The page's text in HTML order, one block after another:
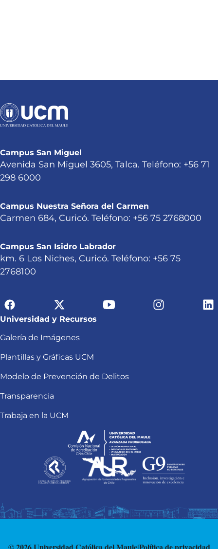
Campus San Miguel
Avenida San Miguel 3605, Talca. Teléfono: +56 71
298 6000
Campus Nuestra Señora del Carmen
Carmen 684, Curicó. Teléfono: +56 75 2768000
Campus San Isidro Labrador
km. 6 Los Niches, Curicó. Teléfono: +56 75
2768100
Universidad y Recursos
Galería de Imágenes
Plantillas y Gráficas UCM
Modelo de Prevención de Delitos
Transparencia
Trabaja en la UCM
© 2026 Universidad Católica del Maule|Política de privacidad